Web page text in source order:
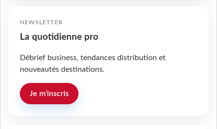
NEWSLETTER
La quotidienne pro
Débrief business, tendances distribution et
nouveautés destinations.
Je m'inscris